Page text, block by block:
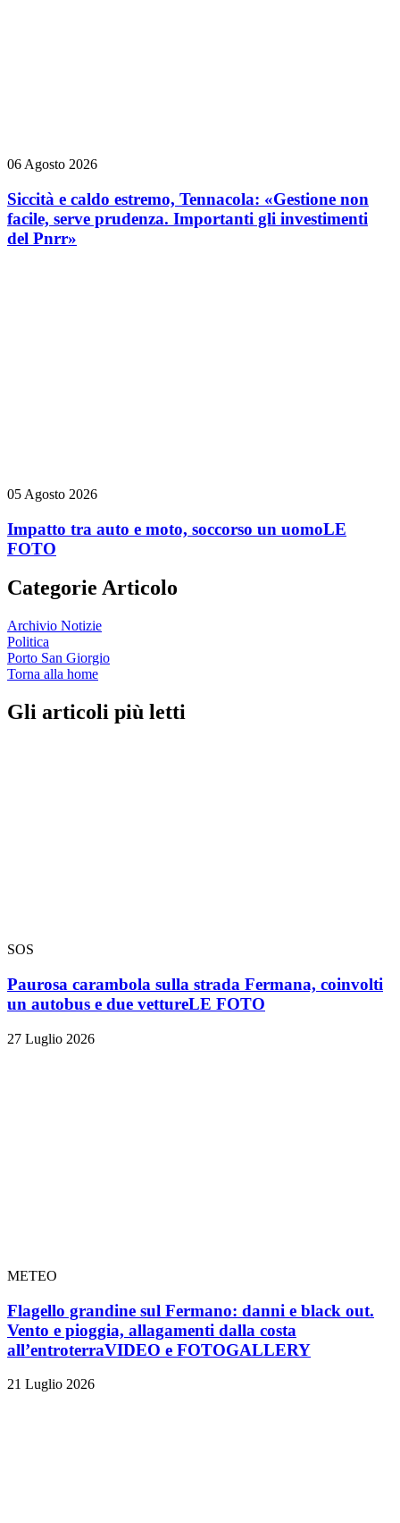
06 Agosto 2026
Siccità e caldo estremo, Tennacola: «Gestione non
facile, serve prudenza. Importanti gli investimenti
del Pnrr»
05 Agosto 2026
Impatto tra auto e moto, soccorso un uomoLE
FOTO
Categorie Articolo
Archivio Notizie
Politica
Porto San Giorgio
Torna alla home
Gli articoli più letti
SOS
Paurosa carambola sulla strada Fermana, coinvolti
un autobus e due vettureLE FOTO
27 Luglio 2026
METEO
Flagello grandine sul Fermano: danni e black out.
Vento e pioggia, allagamenti dalla costa
all’entroterraVIDEO e FOTOGALLERY
21 Luglio 2026